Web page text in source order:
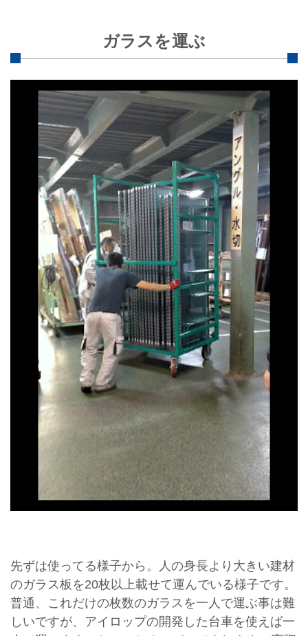
ガラスを運ぶ
先ずは使ってる様子から。人の身長より大きい建材
のガラス板を20枚以上載せて運んでいる様子です。
普通、これだけの枚数のガラスを一人で運ぶ事は難
しいですが、アイロップの開発した台車を使えば一